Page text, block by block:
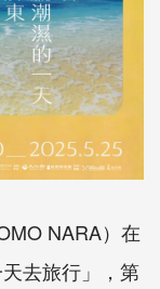
NARA）在
去旅行」，第